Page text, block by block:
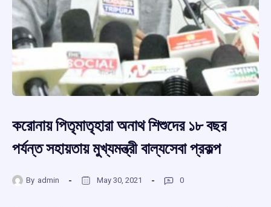
করোনায় পিতৃমাতৃহারা অনাথ শিশুদের ১৮ বছর
পর্যন্ত সহায়তায় মুখ্যমন্ত্রী বাল্যসেবা প্রকল্প
By admin May 30, 2021 0